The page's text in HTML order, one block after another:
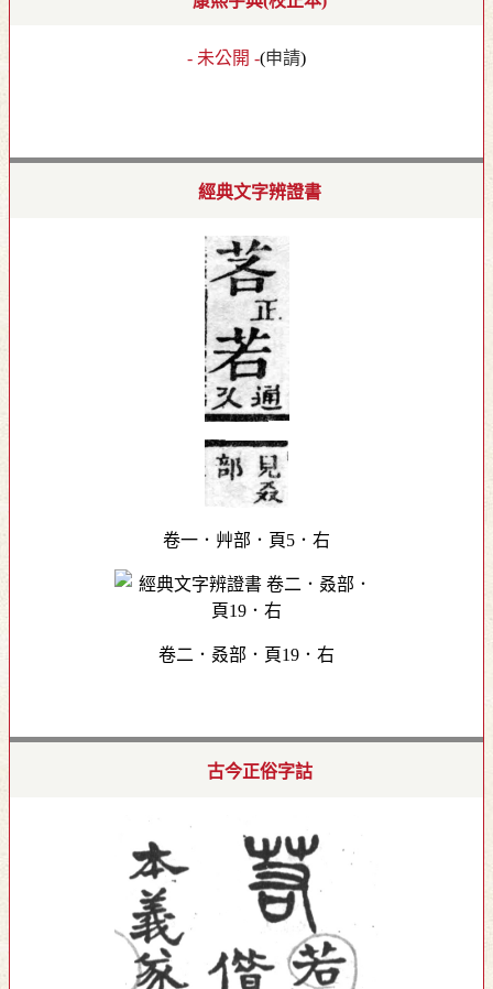
- 未公開 -(申請)
經典文字辨證書
卷一．艸部．頁5．右
卷二．叒部．頁19．右
古今正俗字詁